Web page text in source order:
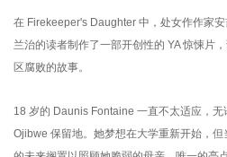
在 Firekeeper's Daughter 中，处女作作家安
兰治的读者制作了一部开创性的 YA 惊悚片
区腐败的故事。
18 岁的 Daunis Fontaine 一直不太适应，
Ojibwe 保留地。她梦想在大学重新开始，